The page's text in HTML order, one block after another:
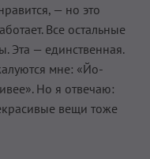
— но это
Все остальные
Эта — единственная.
мне: «Йо-
Но я отвечаю:
вещи тоже